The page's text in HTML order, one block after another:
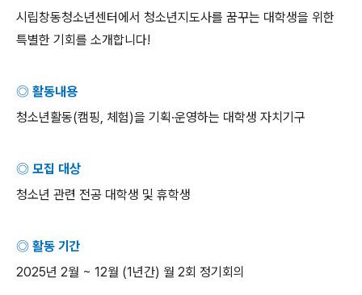
시립창동청소년센터에서 청소년지도사를 꿈꾸는 대학생을 위한
특별한 기회를 소개합니다!
◎ 활동내용
청소년활동(캠핑, 체험)을 기획·운영하는 대학생 자치기구
◎ 모집 대상
청소년 관련 전공 대학생 및 휴학생
◎ 활동 기간
2025년 2월 ~ 12월 (1년간) 월 2회 정기회의